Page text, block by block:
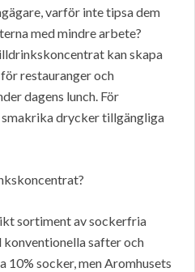
varför inte tipsa dem
med mindre arbete?
kan skapa
restauranger och
dagens lunch. För
drycker tillgängliga
sortiment av sockerfria
safter och
10% socker, men Aromhusets